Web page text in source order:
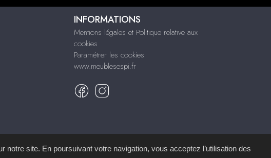
INFORMATIONS
Mentions légales et Politique relative aux
cookies
Paramétrer les cookies
www.meublesespi.fr
site. En poursuivant votre navigation, vous acceptez l’utilisation des